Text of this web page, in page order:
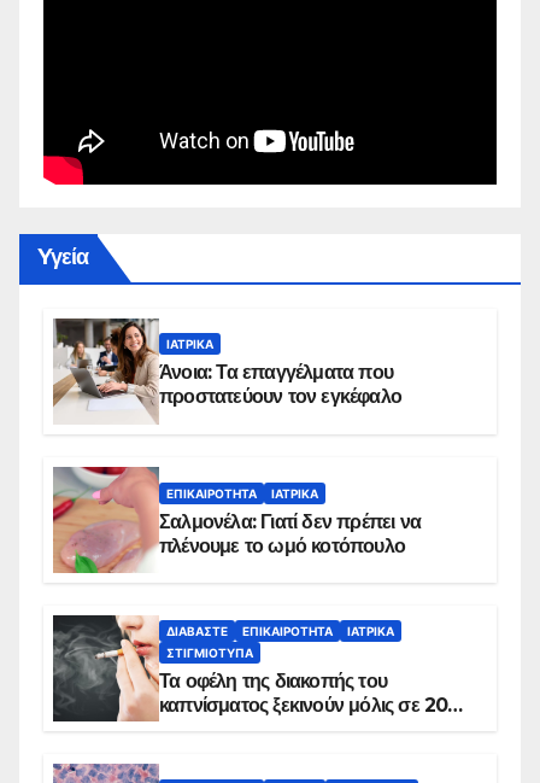
Yγεία
ΙΑΤΡΙΚΆ
Άνοια: Τα επαγγέλματα που
προστατεύουν τον εγκέφαλο
ΕΠΙΚΑΙΡΌΤΗΤΑ ΙΑΤΡΙΚΆ
Σαλμονέλα: Γιατί δεν πρέπει να
πλένουμε το ωμό κοτόπουλο
ΔΙΑΒΆΣΤΕ ΕΠΙΚΑΙΡΌΤΗΤΑ
ΙΑΤΡΙΚΆ
ΣΤΙΓΜΙΌΤΥΠΑ
Τα οφέλη της διακοπής του
καπνίσματος ξεκινούν μόλις σε 20